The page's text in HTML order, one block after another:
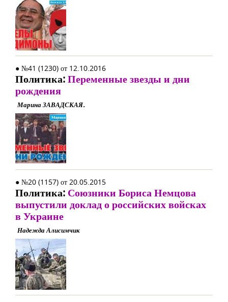
● №41 (1230) от 12.10.2016
Политика:Переменные звезды и дни
рождения
Марина ЗАВАДСКАЯ.
● №20 (1157) от 20.05.2015
Политика: Союзники Бориса Немцова
выпустили доклад о российских войсках
в Украине
Надежда Алисимчик